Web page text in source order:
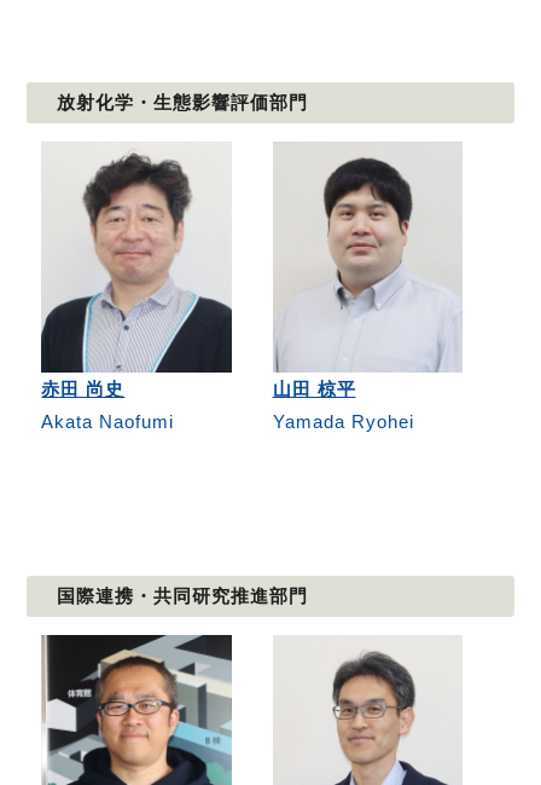
放射化学・生態影響評価部門
赤田 尚史
Akata Naofumi
山田 椋平
Yamada Ryohei
国際連携・共同研究推進部門